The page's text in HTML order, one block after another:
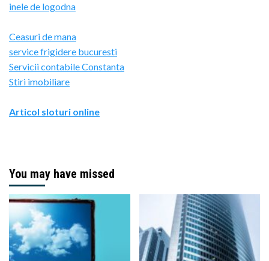
inele de logodna
Ceasuri de mana
service frigidere bucuresti
Servicii contabile Constanta
Stiri imobiliare
Articol sloturi online
You may have missed